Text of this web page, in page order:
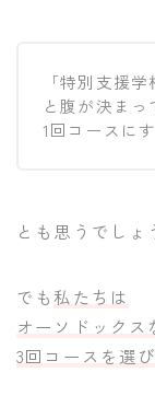
「特別支援学
と腹が決まっ
1回コースに
とも思うでしょ
でも 私たちは
オーソドックス
3回コースを選び